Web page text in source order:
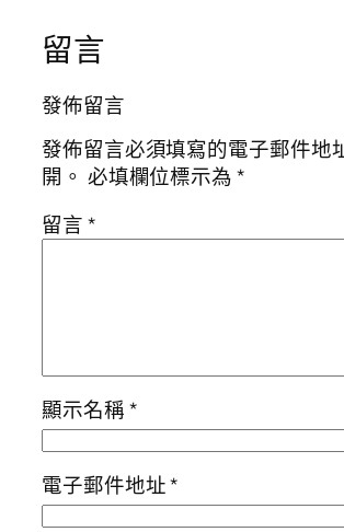
留言
發佈留言
發佈留言必須填寫的電子郵件地
開。 必填欄位標示為*
留言*
顯示名稱*
電子郵件地址*